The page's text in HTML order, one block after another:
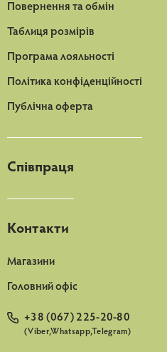
Повернення та обмін
Таблиця розмірів
Програма лояльності
Політика конфіденційності
Публічна оферта
Співпраця
Контакти
Магазини
Головний офіс
+38 (067) 225-20-80
(Viber,Whatsapp,Telegram)